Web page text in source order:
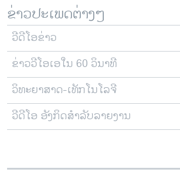
ລາຍການກະຈາຍສຽງ
ລາຍງານ
ຕິດຕາມພວກເຮົາ ທີ່
ພາສາຕ່າງໆ
ຂ່າວປະເພດຕ່າງໆ
ວີດີໂອຂ່າວ
ຂ່າວວີໂອເອໃນ 60 ວິນາທີ
ວິທະຍາສາດ-ເທັກໂນໂລຈີ
ວີດີໂອ ອັງກິດສຳລັບລາຍງານ